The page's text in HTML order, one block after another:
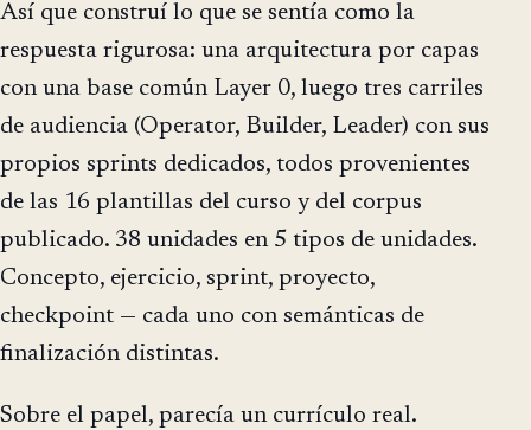
Así que construí lo que se sentía como la
respuesta rigurosa: una arquitectura por capas
con una base común Layer 0, luego tres carriles
de audiencia (Operator, Builder, Leader) con sus
propios sprints dedicados, todos provenientes
de las 16 plantillas del curso y del corpus
publicado. 38 unidades en 5 tipos de unidades.
Concepto, ejercicio, sprint, proyecto,
checkpoint — cada uno con semánticas de
finalización distintas.
Sobre el papel, parecía un currículo real.